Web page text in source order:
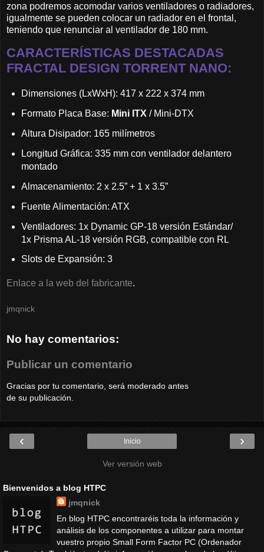
zona podremos acomodar varios ventiladores o radiadores,
igualmente se pueden colocar un radiador en el frontal,
teniendo que renunciar al ventilador de 180 mm.
CARACTERÍSTICAS DESTACADAS
FRACTAL DESIGN TORRENT NANO:
Dimensiones (LxWxH): 417 x 222 x 374 mm
Formato Placa Base: Mini ITX / Mini-DTX
Altura Disipador: 165 milímetros
Longitud Gráfica: 335 mm con ventilador delantero
montado
Almacenamiento: 2 x 2.5” + 1 x 3.5”
Fuente Alimentación: ATX
Ventiladores: 1x Dynamic GP-18 versión Estándar/
1x Prisma AL-18 versión RGB, compatible con RL
Slots de Expansión: 3
Enlace a la web del fabricante.
jmqnick
No hay comentarios:
Publicar un comentario
Gracias por tu comentario, será moderado antes
de su publicación.
‹ ›
Inicio
Ver versión web
Bienvenidos a blog HTPC
jmqnick
En blog HTPC encontraréis toda la información y
análisis de los componentes a utilizar para montar
vuestro propio Small Form Factor PC (Ordenador